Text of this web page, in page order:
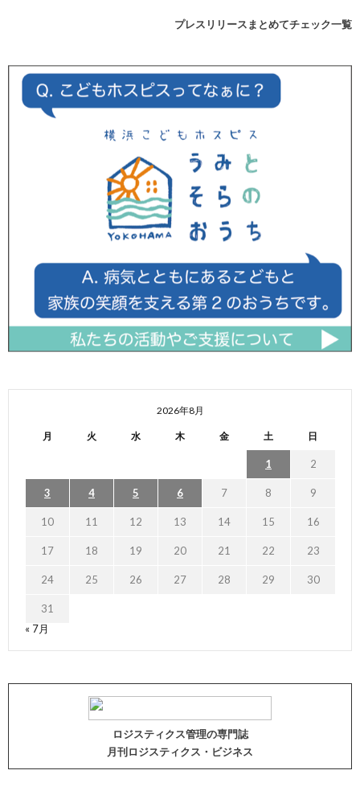
プレスリリースまとめてチェック一覧
2026年8月
月 火 水 木 金 土 日
1 2
3 4 5 6 7 8 9
10 11 12 13 14 15 16
17 18 19 20 21 22 23
24 25 26 27 28 29 30
31
« 7月
ロジスティクス管理の専門誌
月刊ロジスティクス・ビジネス